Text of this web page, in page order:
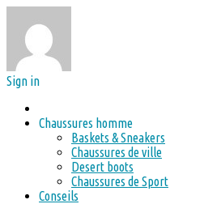
Sign in
Chaussures homme
Baskets & Sneakers
Chaussures de ville
Desert boots
Chaussures de Sport
Conseils